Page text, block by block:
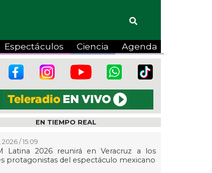
Espectáculos Ciencia Agenda
EN TIEMPO REAL
/ 15:09
Latina 2026 reunirá en Veracruz a los
protagonistas del espectáculo mexicano